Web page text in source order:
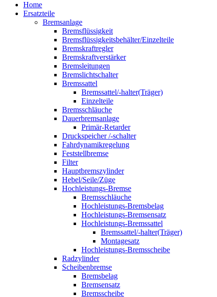
Home
Ersatzteile
Bremsanlage
Bremsflüssigkeit
Bremsflüssigkeitsbehälter/Einzelteile
Bremskraftregler
Bremskraftverstärker
Bremsleitungen
Bremslichtschalter
Bremssattel
Bremssattel/-halter(Träger)
Einzelteile
Bremsschläuche
Dauerbremsanlage
Primär-Retarder
Druckspeicher /-schalter
Fahrdynamikregelung
Feststellbremse
Filter
Hauptbremszylinder
Hebel/Seile/Züge
Hochleistungs-Bremse
Bremsschläuche
Hochleistungs-Bremsbelag
Hochleistungs-Bremsensatz
Hochleistungs-Bremssattel
Bremssattel/-halter(Träger)
Montagesatz
Hochleistungs-Bremsscheibe
Radzylinder
Scheibenbremse
Bremsbelag
Bremsensatz
Bremsscheibe